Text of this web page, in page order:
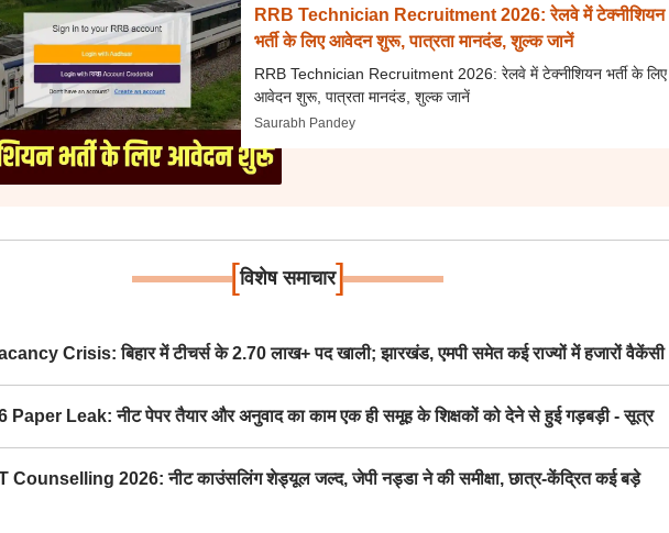
RRB Technician Recruitment 2026: रेलवे में टेक्नीशियन
भर्ती के लिए आवेदन शुरू, पात्रता मानदंड, शुल्क जानें
RRB Technician Recruitment 2026: रेलवे में टेक्नीशियन भर्ती के लिए
आवेदन शुरू, पात्रता मानदंड, शुल्क जानें
Saurabh Pandey
[विशेष समाचार]
Crisis: बिहार में टीचर्स के 2.70 लाख+ पद खाली; झारखंड, एमपी समेत कई राज्यों में हजारों वैकेंसी
Paper Leak: नीट पेपर तैयार और अनुवाद का काम एक ही समूह के शिक्षकों को देने से हुई गड़बड़ी - सूत्र
Counselling 2026: नीट काउंसलिंग शेड्यूल जल्द, जेपी नड्डा ने की समीक्षा, छात्र-केंद्रित कई बड़े